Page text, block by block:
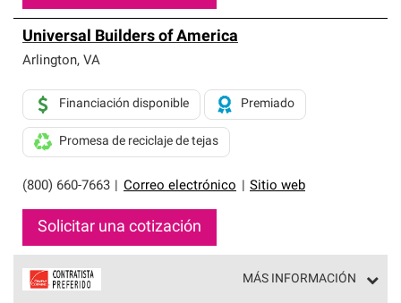
Universal Builders of America
Arlington, VA
(800) 660-7663 Correo electrónico Sitio web
Financiación disponible Premiado
Promesa de reciclaje de tejas
Solicitar una cotización
MÁS INFORMACIÓN